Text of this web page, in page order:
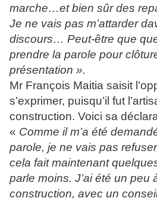
marche…et bien sûr des
Je ne vais pas m’attarder
discours… Peut-être que
prendre la parole pour
présentation ».
Mr François Maitia saisit
s’exprimer, puisqu’il fut
construction. Voici sa
« Comme il m’a été
parole, je ne vais pas
cela fait maintenant
parle moins. J’ai été un peu
construction, avec un